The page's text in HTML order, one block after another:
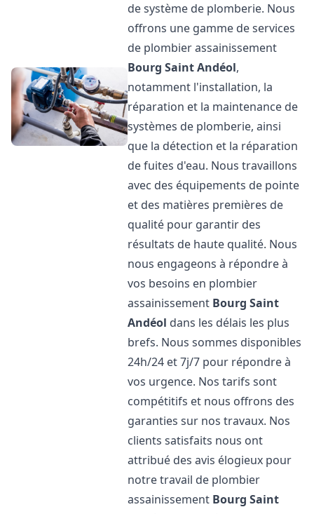
de système de plomberie. Nous
offrons une gamme de services
de plombier assainissement
Bourg Saint Andéol,
notamment l'installation, la
réparation et la maintenance de
systèmes de plomberie, ainsi
que la détection et la réparation
de fuites d'eau. Nous travaillons
avec des équipements de pointe
et des matières premières de
qualité pour garantir des
résultats de haute qualité. Nous
nous engageons à répondre à
vos besoins en plombier
assainissement Bourg Saint
Andéol dans les délais les plus
brefs. Nous sommes disponibles
24h/24 et 7j/7 pour répondre à
vos urgence. Nos tarifs sont
compétitifs et nous offrons des
garanties sur nos travaux. Nos
clients satisfaits nous ont
attribué des avis élogieux pour
notre travail de plombier
assainissement Bourg Saint